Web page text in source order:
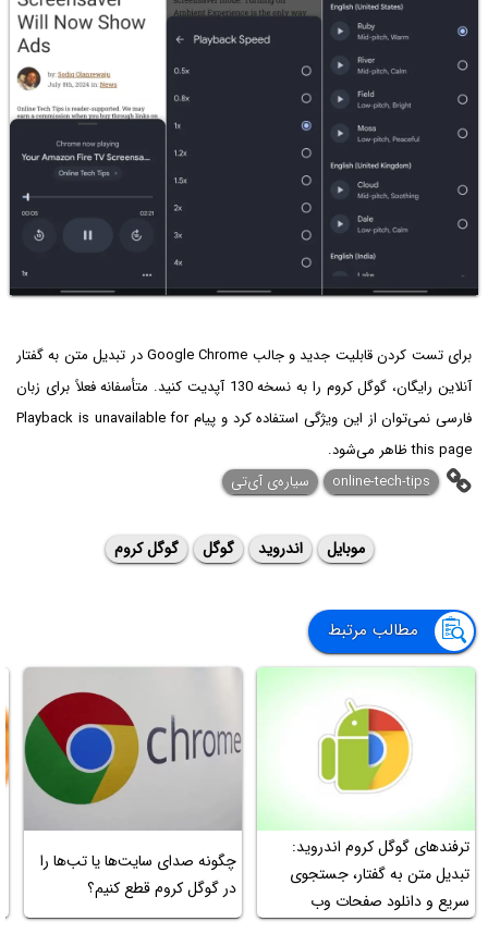
برای تست کردن قابلیت جدید و جالب Google Chrome در تبدیل متن به گفتار
آنلاین رایگان، گوگل کروم را به نسخه 130 آپدیت کنید. متأسفانه فعلاً برای زبان
فارسی نمی‌توان از این ویژگی استفاده کرد و پیام Playback is unavailable for
this page ظاهر می‌شود.
online-tech-tips
سیاره‌ی آی‌تی
موبایل اندروید گوگل گوگل کروم
مطالب مرتبط
ترفندهای گوگل کروم اندروید:
تبدیل متن به گفتار، جستجوی
سریع و دانلود صفحات وب
چگونه صدای سایت‌ها یا تب‌ها را
در گوگل کروم قطع کنیم؟